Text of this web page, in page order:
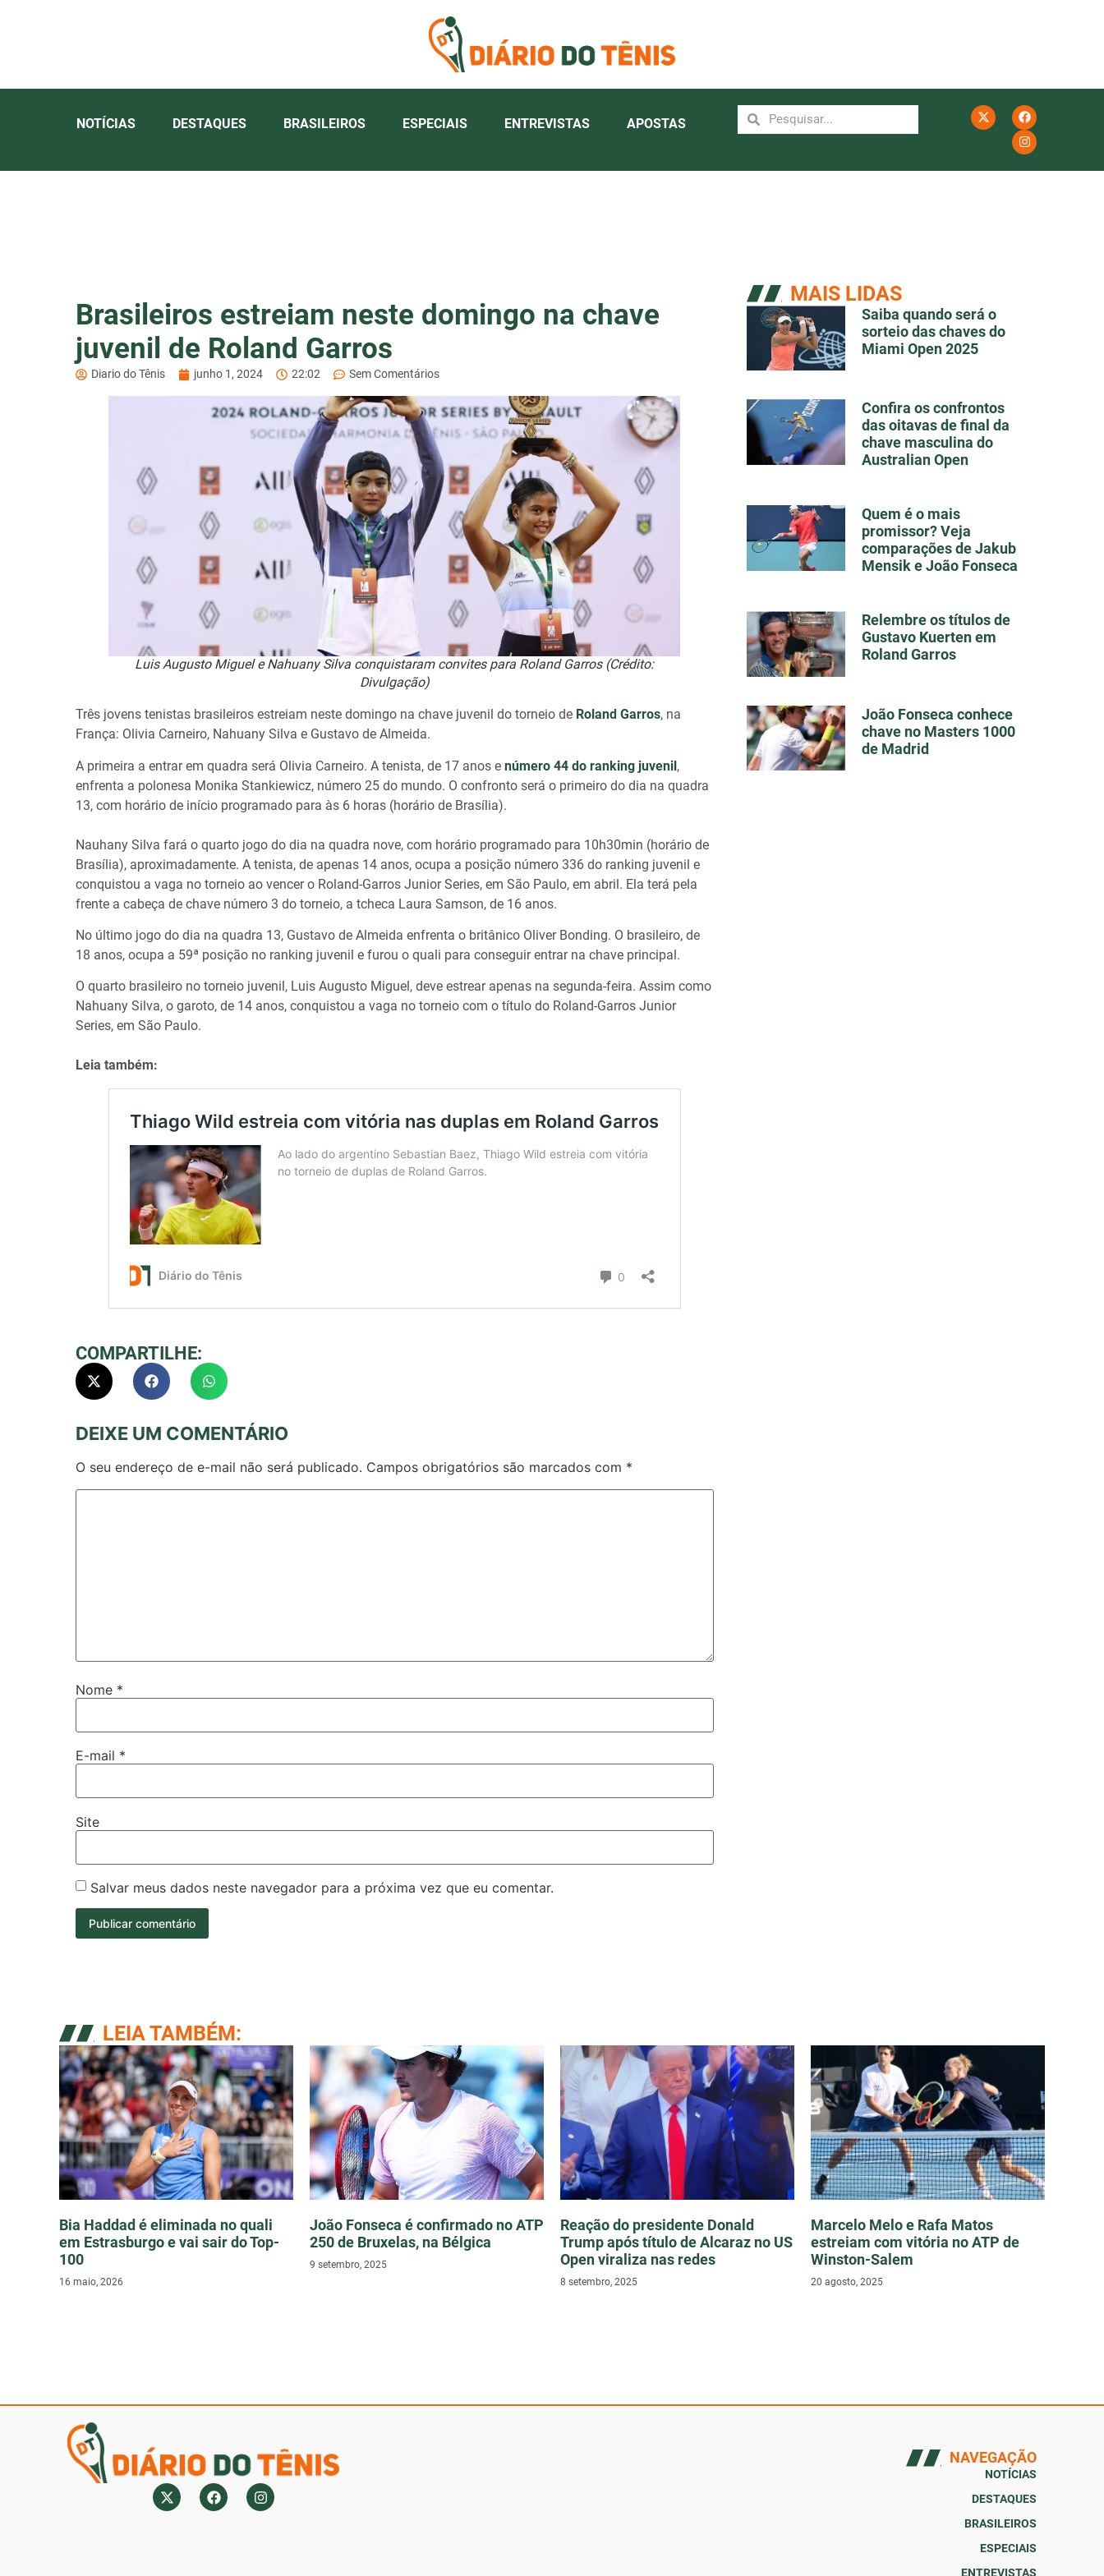
NOTÍCIAS DESTAQUES BRASILEIROS ESPECIAIS ENTREVISTAS APOSTAS
Brasileiros estreiam neste domingo na chave
juvenil de Roland Garros
Diario do Tênis junho 1, 2024 22:02 Sem Comentários
Luis Augusto Miguel e Nahuany Silva conquistaram convites para Roland Garros (Crédito:
Divulgação)
Três jovens tenistas brasileiros estreiam neste domingo na chave juvenil do torneio de Roland Garros, na
França: Olivia Carneiro, Nahuany Silva e Gustavo de Almeida.
A primeira a entrar em quadra será Olivia Carneiro. A tenista, de 17 anos e número 44 do ranking juvenil,
enfrenta a polonesa Monika Stankiewicz, número 25 do mundo. O confronto será o primeiro do dia na quadra
13, com horário de início programado para às 6 horas (horário de Brasília).
Nauhany Silva fará o quarto jogo do dia na quadra nove, com horário programado para 10h30min (horário de
Brasília), aproximadamente. A tenista, de apenas 14 anos, ocupa a posição número 336 do ranking juvenil e
conquistou a vaga no torneio ao vencer o Roland-Garros Junior Series, em São Paulo, em abril. Ela terá pela
frente a cabeça de chave número 3 do torneio, a tcheca Laura Samson, de 16 anos.
No último jogo do dia na quadra 13, Gustavo de Almeida enfrenta o britânico Oliver Bonding. O brasileiro, de
18 anos, ocupa a 59ª posição no ranking juvenil e furou o quali para conseguir entrar na chave principal.
O quarto brasileiro no torneio juvenil, Luis Augusto Miguel, deve estrear apenas na segunda-feira. Assim como
Nahuany Silva, o garoto, de 14 anos, conquistou a vaga no torneio com o título do Roland-Garros Junior
Series, em São Paulo.
Leia também:
COMPARTILHE:
DEIXE UM COMENTÁRIO
O seu endereço de e-mail não será publicado. Campos obrigatórios são marcados com *
Nome *
E-mail *
Site
Salvar meus dados neste navegador para a próxima vez que eu comentar.
MAIS LIDAS
Saiba quando será o
sorteio das chaves do
Miami Open 2025
Confira os confrontos
das oitavas de final da
chave masculina do
Australian Open
Quem é o mais
promissor? Veja
comparações de Jakub
Mensik e João Fonseca
Relembre os títulos de
Gustavo Kuerten em
Roland Garros
João Fonseca conhece
chave no Masters 1000
de Madrid
LEIA TAMBÉM:
Bia Haddad é eliminada no quali
em Estrasburgo e vai sair do Top-
100
16 maio, 2026
João Fonseca é confirmado no ATP
250 de Bruxelas, na Bélgica
9 setembro, 2025
Reação do presidente Donald
Trump após título de Alcaraz no US
Open viraliza nas redes
8 setembro, 2025
Marcelo Melo e Rafa Matos
estreiam com vitória no ATP de
Winston-Salem
20 agosto, 2025
NAVEGAÇÃO
NOTÍCIAS
DESTAQUES
BRASILEIROS
ESPECIAIS
ENTREVISTAS